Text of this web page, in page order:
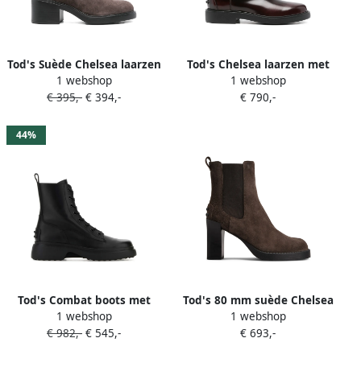
Tod's Suède Chelsea laarzen
met logo-reliëf Bruin
1 webshop
€ 395,- € 394,-
Tod's Chelsea laarzen met
ronde neus en Gommino-
detail Rood
1 webshop
€ 790,-
44%
Tod's Combat boots met
plateauzool en veters Zwart
1 webshop
€ 982,- € 545,-
Tod's 80 mm suède Chelsea
laarzen Bruin
1 webshop
€ 693,-